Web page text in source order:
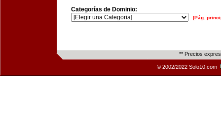
Categorías de Dominio:
[Pág.
** Precios
© 2002/2022 Solo10.com